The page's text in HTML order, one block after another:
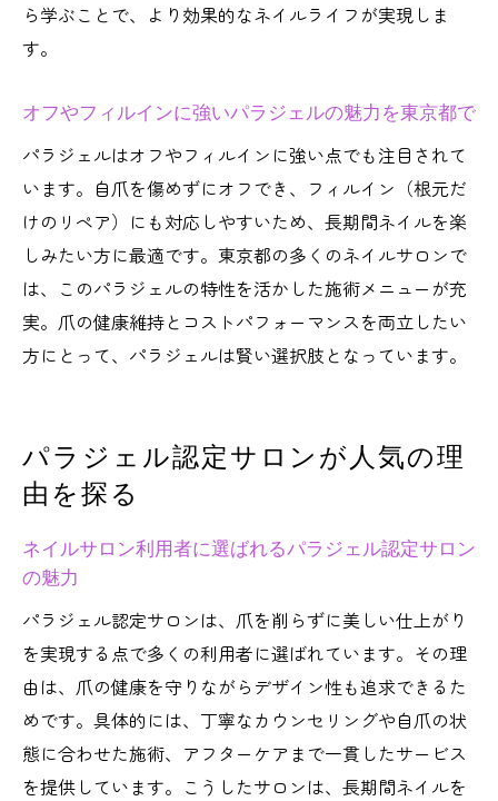
ら学ぶことで、より効果的なネイルライフが実現しま
す。
オフやフィルインに強いパラジェルの魅力を東京都で
パラジェルはオフやフィルインに強い点でも注目されて
います。自爪を傷めずにオフでき、フィルイン（根元だ
けのリペア）にも対応しやすいため、長期間ネイルを楽
しみたい方に最適です。東京都の多くのネイルサロンで
は、このパラジェルの特性を活かした施術メニューが充
実。爪の健康維持とコストパフォーマンスを両立したい
方にとって、パラジェルは賢い選択肢となっています。
パラジェル認定サロンが人気の理
由を探る
ネイルサロン利用者に選ばれるパラジェル認定サロン
の魅力
パラジェル認定サロンは、爪を削らずに美しい仕上がり
を実現する点で多くの利用者に選ばれています。その理
由は、爪の健康を守りながらデザイン性も追求できるた
めです。具体的には、丁寧なカウンセリングや自爪の状
態に合わせた施術、アフターケアまで一貫したサービス
を提供しています。こうしたサロンは、長期間ネイルを